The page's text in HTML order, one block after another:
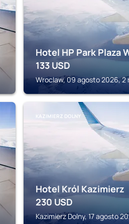
Hotel HP Park Plaza
133 USD
Wroclaw, 09 agosto 2026, 2
KAZIMIERZ DOLNY
Hotel Król Kazimierz
230 USD
Kazimierz Dolny, 17 agosto